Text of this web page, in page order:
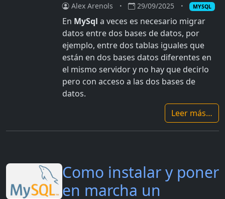
Alex Arenols 29/09/2025 MYSQL
En MySql a veces es necesario migrar
datos entre dos bases de datos, por
ejemplo, entre dos tablas iguales que
están en dos bases datos diferentes en
el mismo servidor y no hay que decirlo
pero con acceso a las dos bases de
datos.
Leer más…
Como instalar y poner
en marcha un